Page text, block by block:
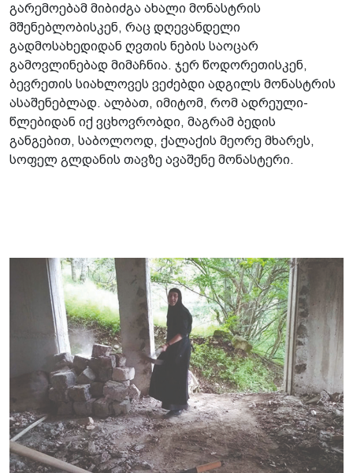
გარემოებამ მიბიძგა ახალი მონასტრის
მშენებლობისკენ, რაც დღევანდელი
გადმოსახედიდან ღვთის ნების საოცარ
გამოვლინებად მიმაჩნია. ჯერ წოდორეთისკენ,
ბევრეთის სიახლოვეს ვეძებდი ადგილს მონასტრის
ასაშენებლად. ალბათ, იმიტომ, რომ ადრეული­
წლებიდან იქ ვცხოვრობდი, მაგრამ ბედის
განგებით, საბოლოოდ, ქალაქის მეორე მხარეს,
სოფელ გლდანის თავზე ავაშენე მონასტერი.